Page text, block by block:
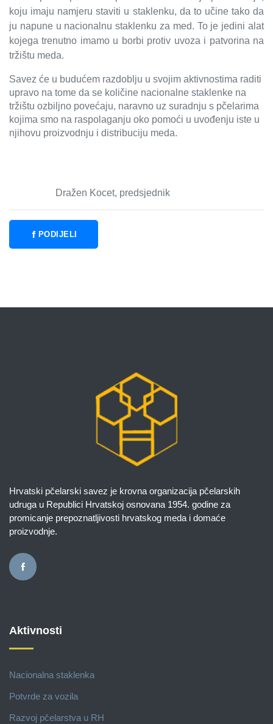
koju imaju namjeru staviti u staklenku, da to učine tako da
ju napune u nacionalnu staklenku za med. To je jedini alat
kojega trenutno imamo u borbi protiv uvoza i patvorina na
tržištu meda.
Savez će u budućem razdoblju u svojim aktivnostima raditi
upravo na tome da se količine nacionalne staklenke na
tržištu ozbiljno povećaju, naravno uz suradnju s pčelarima
kojima smo na raspolaganju oko pomoći u uvođenju iste u
njihovu proizvodnju i distribuciju meda.
Dražen Kocet, predsjednik
PODIJELI
Hrvatski pčelarski savez je krovna organizacija pčelarskih
udruga u Republici Hrvatskoj osnovana 1954. godine za
promicanje prepoznatljivosti hrvatskog meda i domaće
proizvodnje.
Aktivnosti
Nacionalna staklenka
Potvrde za vozila
Razvoj pčelarstva u RH